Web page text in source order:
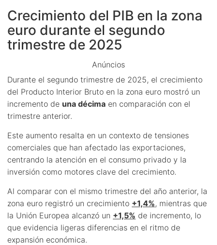
Crecimiento del PIB en la zona
euro durante el segundo
trimestre de 2025
Anúncios
Durante el segundo trimestre de 2025, el crecimiento
del Producto Interior Bruto en la zona euro mostró un
incremento de una décima en comparación con el
trimestre anterior.
Este aumento resalta en un contexto de tensiones
comerciales que han afectado las exportaciones,
centrando la atención en el consumo privado y la
inversión como motores clave del crecimiento.
Al comparar con el mismo trimestre del año anterior, la
zona euro registró un crecimiento +1,4%, mientras que
la Unión Europea alcanzó un +1,5% de incremento, lo
que evidencia ligeras diferencias en el ritmo de
expansión económica.